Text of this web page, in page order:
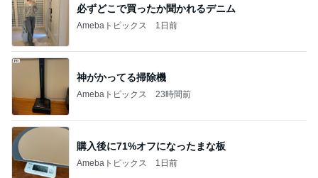
必ずどこで買ったか聞かれるデニム
Amebaトピックス 1日前
神がかってる掃除機
Amebaトピックス 23時間前
購入後に71%オフになったまな板
Amebaトピックス 1日前